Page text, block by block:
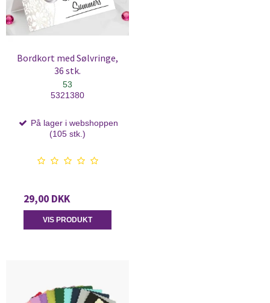
Bordkort med Sølvringe,
36 stk.
53
5321380
På lager i webshoppen
(105 stk.)
29,00 DKK
VIS PRODUKT